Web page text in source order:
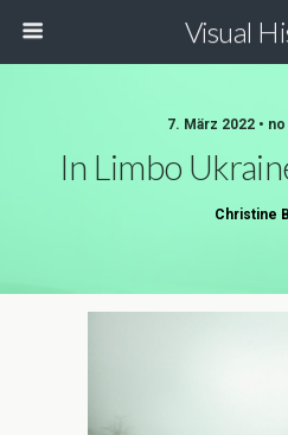
Visual
7. März 2022 •
In Limbo
Christine